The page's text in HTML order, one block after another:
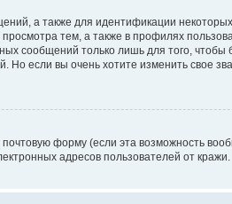
а также для идентификации
тем, а также в профилях
сообщений только лишь для того,
если вы очень хотите изменить свое
форму (если эта возможность
адресов пользователей от кражи.